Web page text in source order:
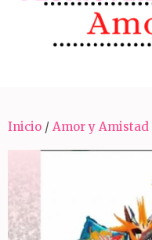
Inicio / Amor y Amistad